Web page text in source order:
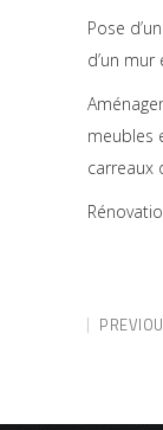
Pose
d’un mur
meubles
carreaux